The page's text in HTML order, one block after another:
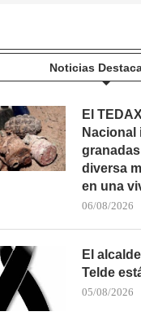
Noticias
El
Nacional
diversa
en una
06/08/2026
El
Telde
05/08/2026